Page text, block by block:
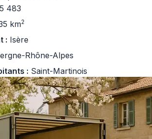
5 483
km2
: Isère
Rhône-Alpes
: Saint-Martinois